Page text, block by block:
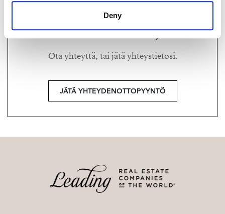
Deny
Haluatko lisätietoja?
Ota yhteyttä, tai jätä yhteystietosi.
JÄTÄ YHTEYDENOTTOPYYNTÖ